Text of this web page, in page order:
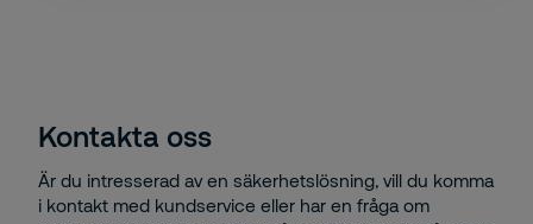
Kontakta oss
Är du intresserad av en säkerhetslösning, vill du komma
i kontakt med kundservice eller har en fråga om